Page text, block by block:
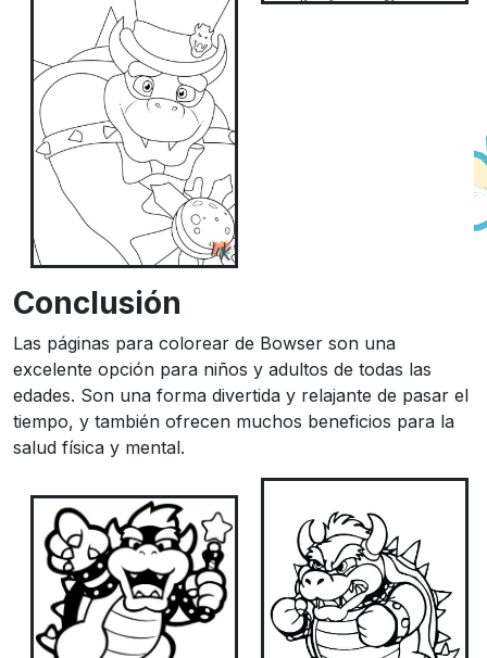
Conclusión
Las páginas para colorear de Bowser son una
excelente opción para niños y adultos de todas las
edades. Son una forma divertida y relajante de pasar el
tiempo, y también ofrecen muchos beneficios para la
salud física y mental.